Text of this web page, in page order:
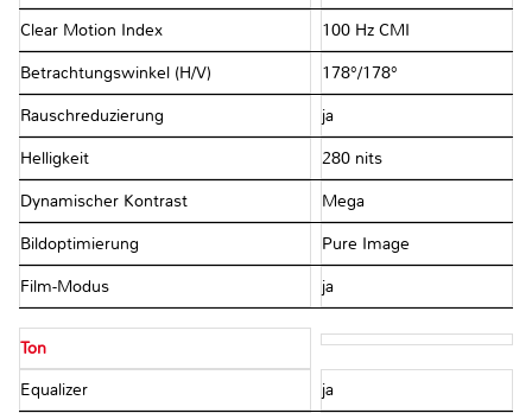
Clear Motion Index 100 Hz CMI
Betrachtungswinkel (H/V) 178°/178°
Rauschreduzierung ja
Helligkeit 280 nits
Dynamischer Kontrast Mega
Bildoptimierung Pure Image
Film-Modus ja
Ton
Equalizer ja